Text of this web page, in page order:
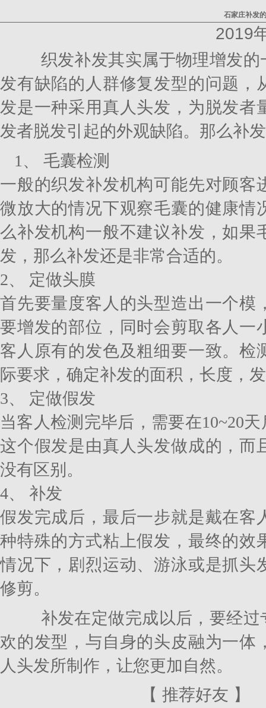
石家庄补发
2019
织发补发其实属于物理增发的
发有缺陷的人群修复发型的问题
发是一种采用真人头发，为脱发
发者脱发引起的外观缺陷。那么补
1、 毛囊检测
一般的织发补发机构可能先对顾
微放大的情况下观察毛囊的健康情
么补发机构一般不建议补发，如果
发，那么补发还是非常合适的。
2、 定做头膜
首先要量度客人的头型造出一个模
要增发的部位，同时会剪取各人一
客人原有的发色及粗细要一致。
际要求，确定补发的面积，长度，
3、 定做假发
当客人检测完毕后，需要在10~20
这个假发是由真人头发做成的，而
没有区别。
4、 补发
假发完成后，最后一步就是戴在客
种特殊的方式粘上假发，最终的效
情况下，剧烈运动、游泳或是抓头
修剪。
补发在定做完成以后，要经过
欢的发型，与自身的头皮融为一
人头发所制作，让您更加自然。
【 推荐好友 】